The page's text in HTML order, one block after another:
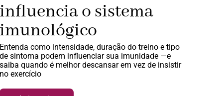
influencia o sistema
imunológico
Entenda como intensidade, duração do treino e tipo
de sintoma podem influenciar sua imunidade —e
saiba quando é melhor descansar em vez de insistir
no exercício